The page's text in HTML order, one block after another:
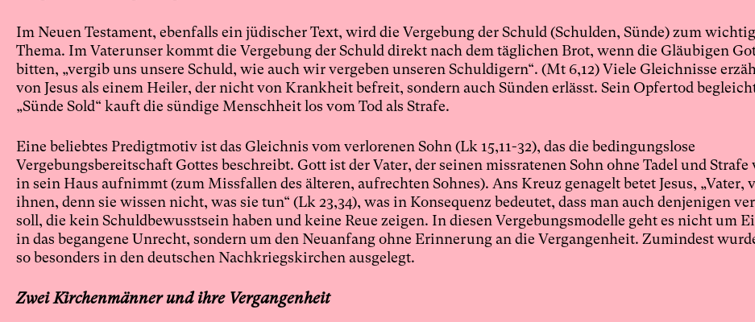
Im Neuen Testament, ebenfalls ein jüdischer Text, wird die Vergebung der Schuld (Schulden, Sünde) zum
Thema. Im Vaterunser kommt die Vergebung der Schuld direkt nach dem täglichen Brot, wenn die Gläubigen
bitten, „vergib uns unsere Schuld, wie auch wir vergeben unseren Schuldigern“. (Mt 6,12) Viele Gleichnisse
von Jesus als einem Heiler, der nicht von Krankheit befreit, sondern auch Sünden erlässt. Sein Opfertod
„Sünde Sold“ kauft die sündige Menschheit los vom Tod als Strafe.
Eine beliebtes Predigtmotiv ist das Gleichnis vom verlorenen Sohn (Lk 15,11-32), das die bedingungslose
Vergebungsbereitschaft Gottes beschreibt. Gott ist der Vater, der seinen missratenen Sohn ohne Tadel und Strafe
in sein Haus aufnimmt (zum Missfallen des älteren, aufrechten Sohnes). Ans Kreuz genagelt betet Jesus, „Vater,
ihnen, denn sie wissen nicht, was sie tun“ (Lk 23,34), was in Konsequenz bedeutet, dass man auch denjenigen
soll, die kein Schuldbewusstsein haben und keine Reue zeigen. In diesen Vergebungsmodelle geht es nicht um
in das begangene Unrecht, sondern um den Neuanfang ohne Erinnerung an die Vergangenheit. Zumindest
so besonders in den deutschen Nachkriegskirchen ausgelegt.
Zwei Kirchenmänner und ihre Vergangenheit